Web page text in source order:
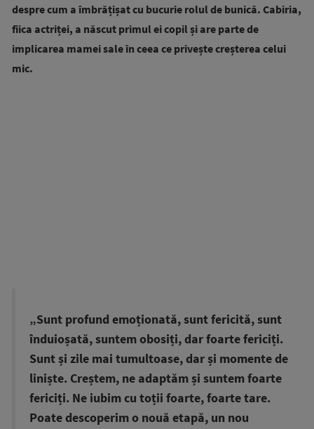
despre cum a îmbrățișat cu bucurie rolul de bunică. Cabiria,
fiica actriței, a născut primul ei copil și are parte de
implicarea mamei sale în ceea ce privește creșterea celui
mic.
„Sunt profund emoționată, sunt fericită, sunt
înduioșată, suntem obosiți, dar foarte fericiți.
Sunt și zile mai tumultoase, dar și momente de
liniște. Creștem, ne adaptăm și suntem foarte
fericiți. Ne iubim cu toții foarte, foarte tare.
Poate descoperim o nouă etapă, un nou